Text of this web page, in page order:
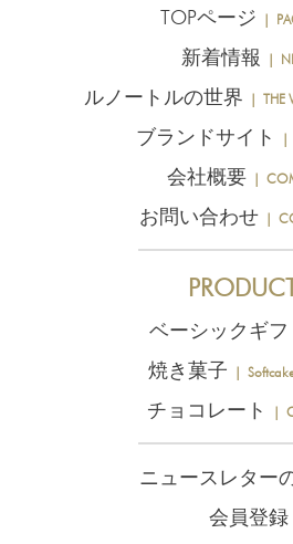
TOPページ ｜
新着情報 ｜
ルノートルの世界 ｜ THE
ブランドサイト
会社概要｜
お問い合わせ｜
ベーシックギフ
焼き菓子 ｜
チョコレート ｜
ニュースレター
会員登録